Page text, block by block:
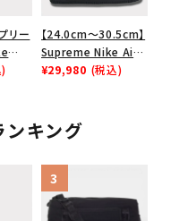
リー
【24.0cm～30.5cm】
Supreme Nike Air
Force 1 Low シュプ
ューズ ブラック
¥29,980 (税込)
ンキング